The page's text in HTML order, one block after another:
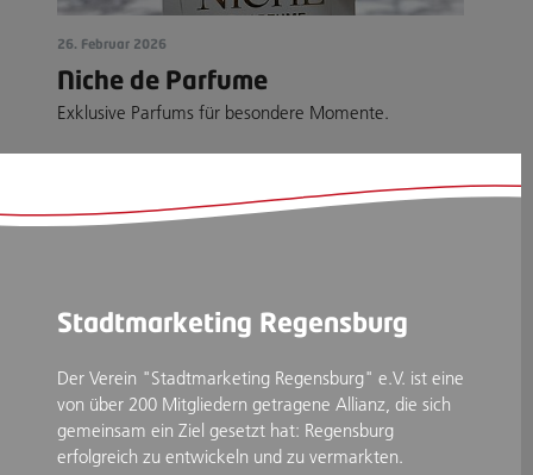
26. Februar 2026
Niche de Parfume
Exklusive Parfums für besondere Momente.
Stadtmarketing Regensburg
Der Verein "Stadtmarketing Regensburg" e.V. ist eine
von über 200 Mitgliedern getragene Allianz, die sich
gemeinsam ein Ziel gesetzt hat: Regensburg
erfolgreich zu entwickeln und zu vermarkten.